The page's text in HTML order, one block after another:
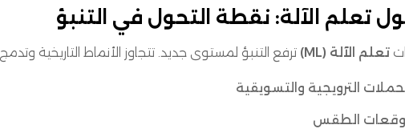
تعلم الآلة: نقطة التحول في التنبؤ
تعلم الآلة (ML) ترفع التنبؤ لمستوى جديد. تتجاوز الأنماط التاريخية وتدمج
الترويجية والتسويقية
الطقس